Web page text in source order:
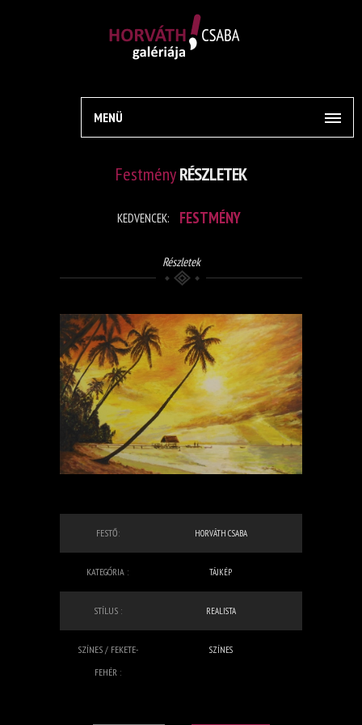
MENÜ
FestményRÉSZLETEK
KEDVENCEK: FESTMÉNY
Részletek
FESTŐ: HORVÁTH CSABA
KATEGÓRIA : TÁJKÉP
STÍLUS : REALISTA
SZÍNES / FEKETE-
FEHÉR :
SZÍNES